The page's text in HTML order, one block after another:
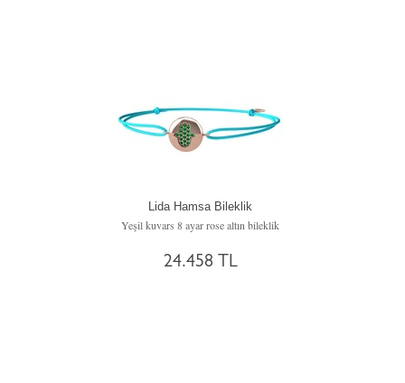
Lida Hamsa Bileklik
Yeşil kuvars 8 ayar rose altın bileklik
24.458 TL